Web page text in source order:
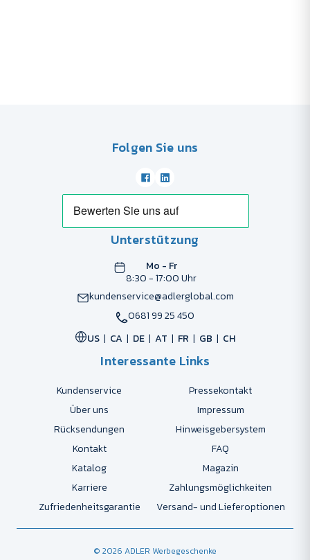
Folgen Sie uns
Unterstützung
Mo - Fr
8:30 - 17:00 Uhr
kundenservice@adlerglobal.com
0681 99 25 450
US
CA DE AT FR GB CH
Interessante Links
Kundenservice
Pressekontakt
Über uns
Impressum
Rücksendungen
Hinweisgebersystem
Kontakt
FAQ
Katalog
Magazin
Karriere
Zahlungsmöglichkeiten
Zufriedenheitsgarantie
Versand- und Lieferoptionen
© 2026 ADLER Werbegeschenke